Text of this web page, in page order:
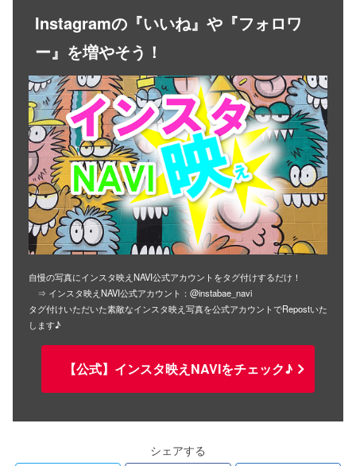
Instagramの『いいね』や『フォロワ
ー』を増やそう！
自慢の写真にインスタ映えNAVI公式アカウントをタグ付けするだけ！
⇒ インスタ映えNAVI公式アカウント：@instabae_navi
タグ付けいただいた素敵なインスタ映え写真を公式アカウントでRepostいた
します♪
【公式】インスタ映えNAVIをチェック♪
シェアする